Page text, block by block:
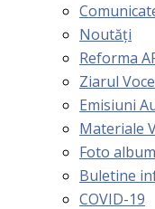
Noutăți
Reforma
Ziarul
Emisiuni
Materiale
Foto album
Buletine
COVID-19